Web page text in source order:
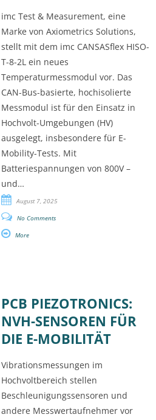
imc Test & Measurement, eine
Marke von Axiometrics Solutions,
stellt mit dem imc CANSASflex HISO-
T-8-2L ein neues
Temperaturmessmodul vor. Das
CAN-Bus-basierte, hochisolierte
Messmodul ist für den Einsatz in
Hochvolt-Umgebungen (HV)
ausgelegt, insbesondere für E-
Mobility-Tests. Mit
Batteriespannungen von 800V –
und…
August 7, 2025
No Comments
More
PCB PIEZOTRONICS:
NVH-SENSOREN FÜR
DIE E-MOBILITÄT
Vibrationsmessungen im
Hochvoltbereich stellen
Beschleunigungssensoren und
andere Messwertaufnehmer vor